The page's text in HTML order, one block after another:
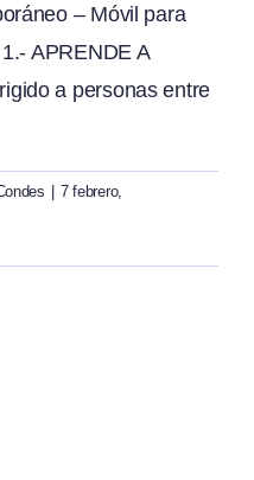
– Móvil para
APRENDE A
a personas entre
7 febrero,